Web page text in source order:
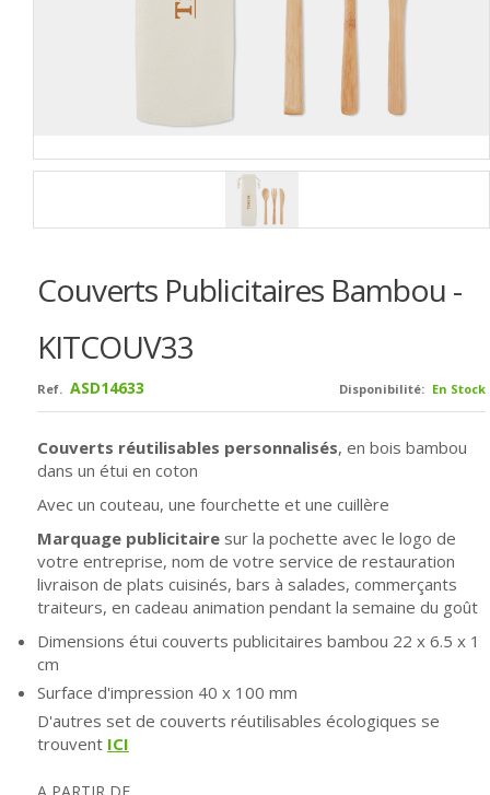
Couverts Publicitaires Bambou -
KITCOUV33
Disponibilité: En Stock
Ref. ASD14633
Couverts réutilisables personnalisés, en bois bambou
dans un étui en coton
Avec un couteau, une fourchette et une cuillère
Marquage publicitaire sur la pochette avec le logo de
votre entreprise, nom de votre service de restauration
livraison de plats cuisinés, bars à salades, commerçants
traiteurs, en cadeau animation pendant la semaine du goût
Dimensions étui couverts publicitaires bambou 22 x 6.5 x 1
cm
Surface d'impression 40 x 100 mm
D'autres set de couverts réutilisables écologiques se
trouvent ICI
A PARTIR DE